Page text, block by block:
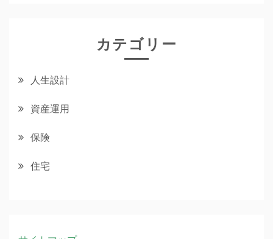
カテゴリー
人生設計
資産運用
保険
住宅